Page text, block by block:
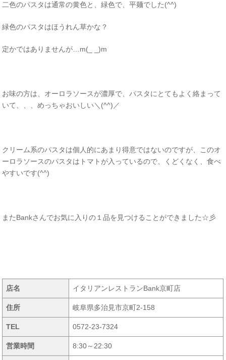
二色のパスタは通常の黄色と、緑色で、平麺でした(^^)
緑色のパスタはほうれん草かな？
定かではありませんが…m(_ _)m
お味の方は、オーロラソースが濃厚で、パスタにとてもよく絡まって
いて、、、めっちゃおいしい＼(^^)／
クリーム系のパスタは個人的にあまり得意ではないのですが、このオ
ーロラソースのパスタはトマトが入っているので、くどくなく、食べ
やすいです(^^)
またBankさんでお気に入りの１品を見つけることができました☆彡
店名 イタリアンレストランBank京町店
住所 岐阜県多治見市京町2-158
TEL 0572-23-7324
営業時間 8:30～22:30